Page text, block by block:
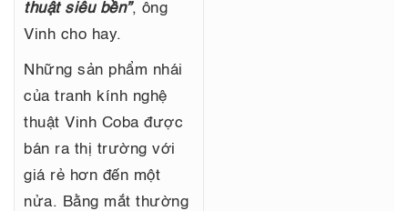
thuật siêu bền”, ông
Vinh cho hay.
Những sản phẩm nhái
của tranh kính nghệ
thuật Vinh Coba được
bán ra thị trường với
giá rẻ hơn đến một
nửa. Bằng mắt thường